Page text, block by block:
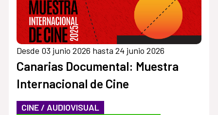
Desde 03 junio 2026 hasta 24 junio 2026
Canarias Documental: Muestra
Internacional de Cine
CINE / AUDIOVISUAL